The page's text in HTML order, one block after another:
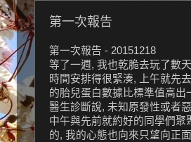
第一次報告
第一次報告 - 20151218
等了一週, 我也乾脆去玩了數
時間安排得很緊湊, 上午就先
的胎兒蛋白數據比標準值高出
醫生診斷說, 未知原發性或者
中午與先前就約好的同學們
的, 我的心態也向來只望向正